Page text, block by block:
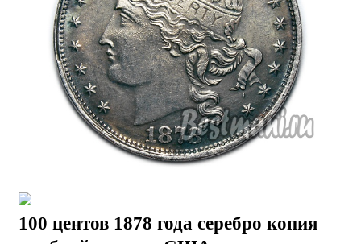
100 центов 1878 года серебро копия